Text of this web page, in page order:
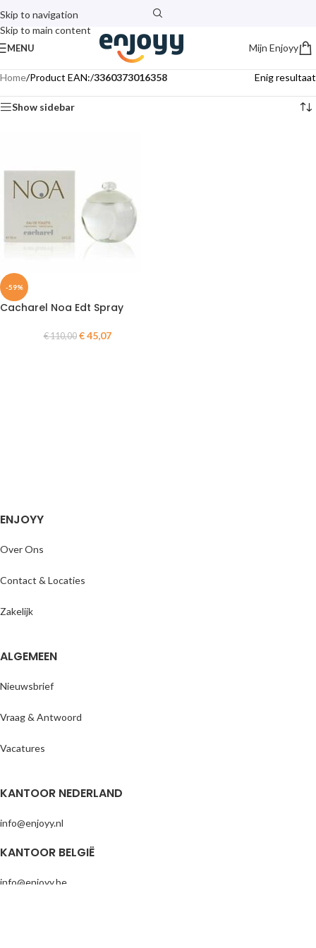
Skip to navigation
Skip to main content
MENU Mijn Enjoyy
Home/Product EAN:/3360373016358 Enig resultaat
Show sidebar
-59%
Cacharel Noa Edt Spray
€110,00 €45,07
ENJOYY
Over Ons
Contact & Locaties
Zakelijk
ALGEMEEN
Nieuwsbrief
Vraag & Antwoord
Vacatures
KANTOOR NEDERLAND
info@enjoyy.nl
KANTOOR BELGIË
info@enjoyy.be